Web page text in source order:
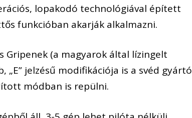
lopakodó technológiával épített
funkcióban akarják alkalmazni.
Gripenek (a magyarok által lízingelt
jelzésű modifikációja is a svéd gyártó
módban is repülni.